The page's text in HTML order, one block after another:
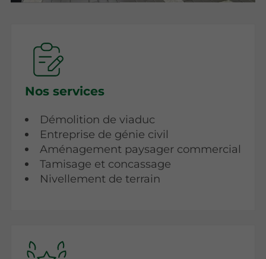
Nos services
Démolition de viaduc
Entreprise de génie civil
Aménagement paysager commercial
Tamisage et concassage
Nivellement de terrain